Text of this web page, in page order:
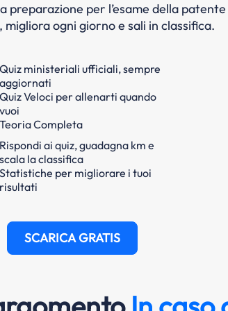
preparazione per l’esame della patente
ogni giorno e sali in classifica.
Quiz ministeriali ufficiali, sempre
aggiornati
Quiz Veloci per allenarti quando
vuoi
Teoria Completa
Rispondi ai quiz, guadagna km e
scala la classifica
Statistiche per migliorare i tuoi
risultati
SCARICA GRATIS